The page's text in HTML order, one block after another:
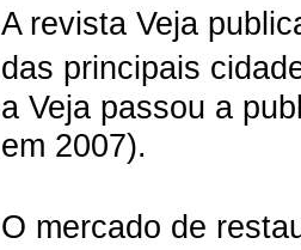
A revista Veja
das principais
a Veja passou a
em 2007).
O mercado de